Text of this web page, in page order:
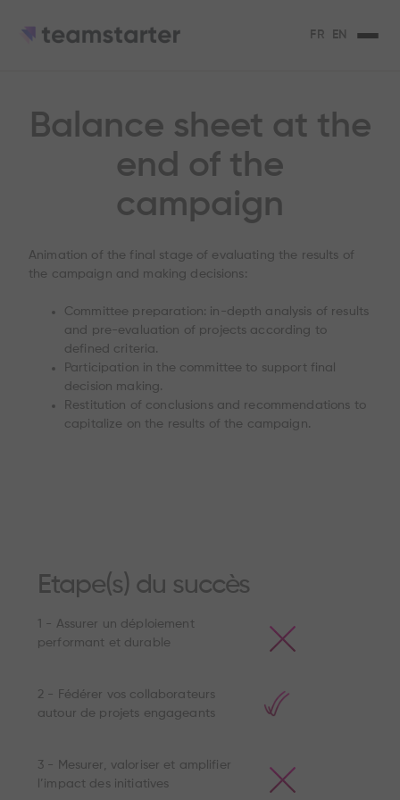
FR EN
Balance sheet at the
end of the
campaign
Animation of the final stage of evaluating the results of
the campaign and making decisions:
Committee preparation: in-depth analysis of results
and pre-evaluation of projects according to
defined criteria.
Participation in the committee to support final
decision making.
Restitution of conclusions and recommendations to
capitalize on the results of the campaign.
Etape(s) du succès
1 - Assurer un déploiement
performant et durable
2 - Fédérer vos collaborateurs
autour de projets engageants
3 - Mesurer, valoriser et amplifier
l’impact des initiatives